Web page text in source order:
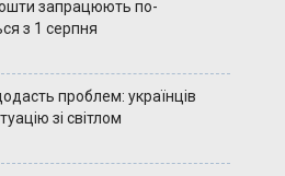
запрацюють по-
з 1 серпня
проблем: українців
зі світлом